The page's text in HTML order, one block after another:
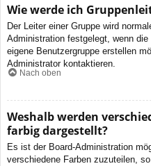
Wie werde ich
Der Leiter einer Gruppe wird
Administration festgelegt, wenn
eigene Benutzergruppe erstellen
Administrator kontaktieren.
Nach oben
Weshalb werden
farbig dargestellt?
Es ist der Board-Administration
verschiedene Farben zuzuteilen,